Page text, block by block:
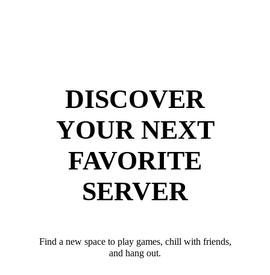
DISCOVER
YOUR NEXT
FAVORITE
SERVER
Find a new space to play games, chill with friends,
and hang out.